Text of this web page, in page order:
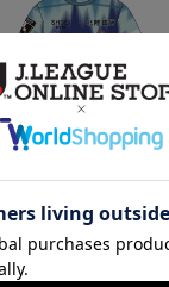
ンティックユニフォー
23,100円～29,920円